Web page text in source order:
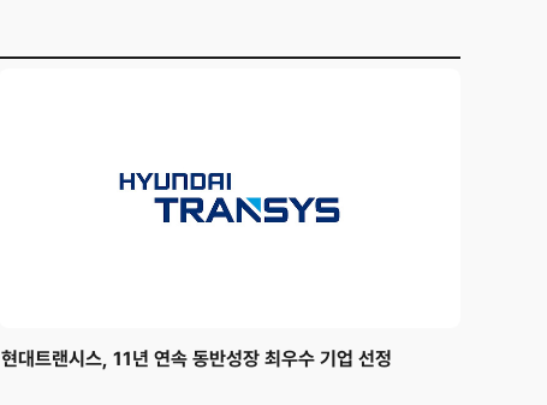
현대트랜시스, 11년 연속 동반성장 최우수 기업 선정